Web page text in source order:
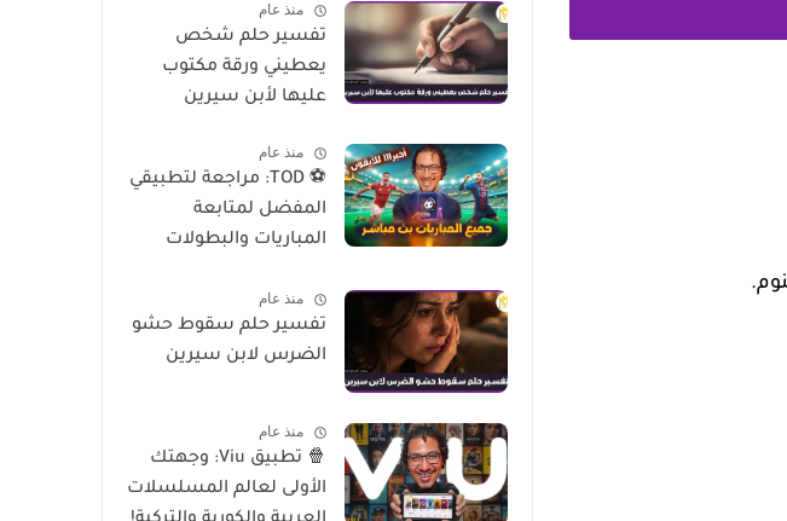
منذ عام
تفسير حلم شخص
يعطيني ورقة مكتوب
عليها لأبن سيرين
منذ عام
⚽ TOD: مراجعة لتطبيقي
المفضل لمتابعة
المباريات والبطولات
منذ عام
تفسير حلم سقوط حشو
الضرس لابن سيرين
منذ عام
🍿 تطبيق Viu: وجهتك
الأولى لعالم المسلسلات